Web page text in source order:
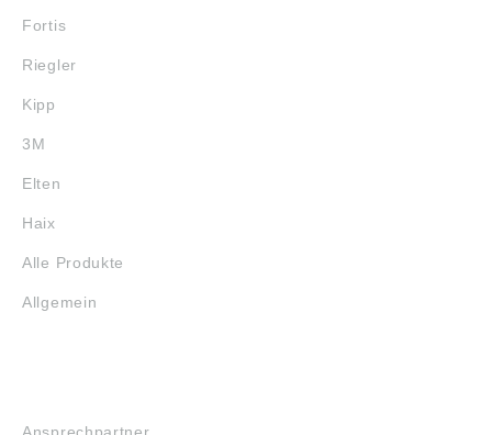
Fortis
Riegler
Kipp
3M
Elten
Haix
Alle Produkte
Allgemein
Ansprechpartner